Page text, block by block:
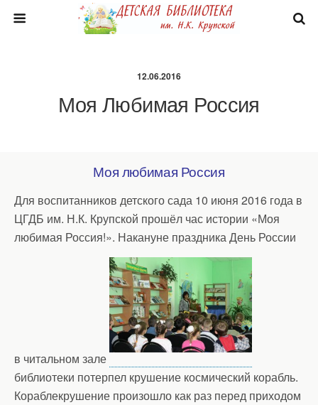
12.06.2016
Моя Любимая Россия
Моя любимая Россия
Для воспитанников детского сада 10 июня 2016 года в
ЦГДБ им. Н.К. Крупской прошёл час истории «Моя
любимая Россия!». Накануне праздника День России
в читальном зале
библиотеки потерпел крушение космический корабль.
Кораблекрушение произошло как раз перед приходом